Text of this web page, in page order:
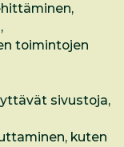
toimintojen
sivustoja,
kuten